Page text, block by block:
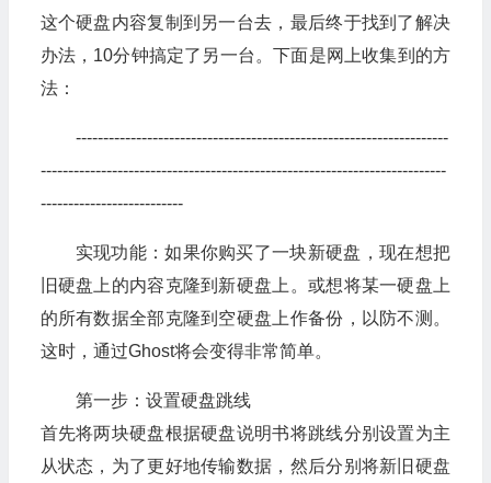
这个硬盘内容复制到另一台去，最后终于找到了解决
办法，10分钟搞定了另一台。下面是网上收集到的方
法：
--------------------------------------------------------------------
--------------------------------------------------------------------------
--------------------------
实现功能：如果你购买了一块新硬盘 ，现在想把
旧硬盘上的内容克隆到新硬盘上。或想将某一硬盘上
的所有数据全部克隆到空硬盘上作备份，以防不测。
这时，通过Ghost将会变得非常简单。
第一步：设置硬盘跳线
首先将两块硬盘根据硬盘说明书将跳线分别设置为主
从状态，为了更好地传输数据，然后分别将新旧硬盘